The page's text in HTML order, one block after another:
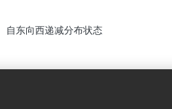
自东向西递减分布状态